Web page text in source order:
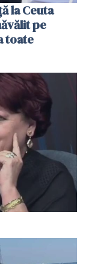
la Ceuta
pe
toate